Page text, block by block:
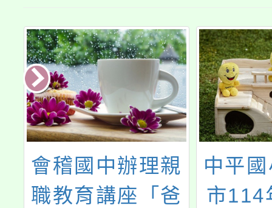
會稽國中辦理親
職教育講座「爸
中平
市114